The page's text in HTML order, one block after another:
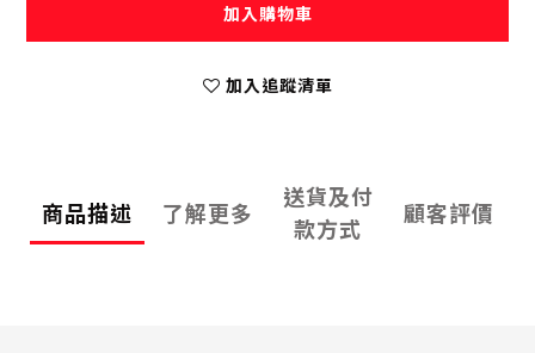
加入購物車
加入追蹤清單
商品描述 了解更多
送貨及付
款方式
顧客評價